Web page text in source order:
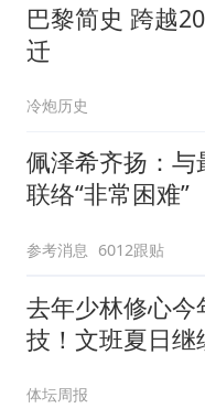
巴黎简史 跨越2000年的变
迁
冷炮历史
佩泽希齐扬：与
联络“非常困难”
参考消息 6012跟贴
去年少林修心今
技！文班夏日继
体坛周报